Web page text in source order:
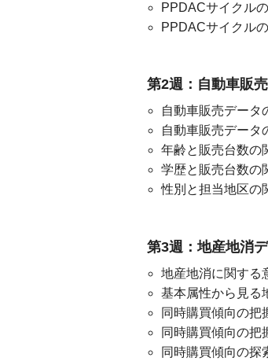
PPDACサイクル
PPDACサイクル
第2週：自動車販
自動車販売データ
自動車販売データ
年齢と販売台数の
学歴と販売台数の
性別と担当地区の
第3週：地産地消
地産地消に関する
基本属性から見る
同時購買傾向の把
同時購買傾向の把
同時購買傾向の探